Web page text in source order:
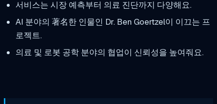
서비스는 시장 예측부터 의료 진단까지 다양해요.
AI 분야의 著名한 인물인 Dr. Ben Goertzel이 이끄는 프
로젝트.
의료 및 로봇 공학 분야의 협업이 신뢰성을 높여줘요.